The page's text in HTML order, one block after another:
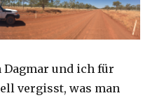
Dagmar und ich für
vergisst, was man